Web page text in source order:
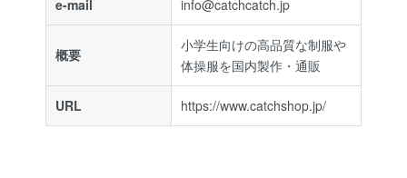
e-mail info@catchcatch.jp
概要
小学生向けの高品質な制服や
体操服を国内製作・通販
URL https://www.catchshop.jp/